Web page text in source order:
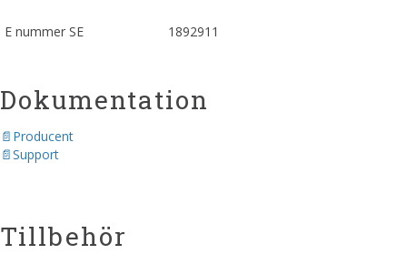
E nummer SE 1892911
Dokumentation
Producent
Support
Tillbehör